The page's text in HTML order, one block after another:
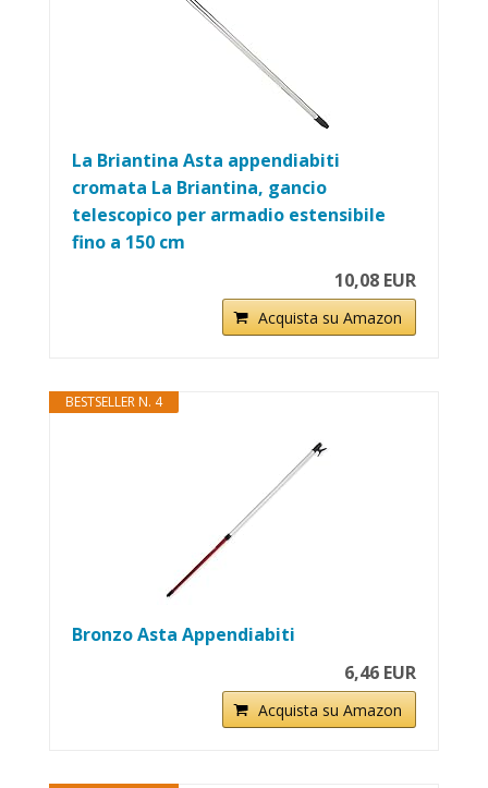
La Briantina Asta appendiabiti
cromata La Briantina, gancio
telescopico per armadio estensibile
fino a 150 cm
10,08 EUR
Acquista su Amazon
BESTSELLER N. 4
Bronzo Asta Appendiabiti
6,46 EUR
Acquista su Amazon